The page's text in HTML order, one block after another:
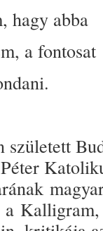
hagy abba
a fontosat
a